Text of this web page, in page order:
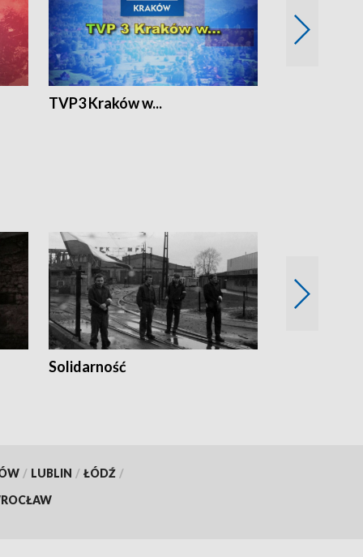
TVP3 Kraków w...
Solidarność
/ LUBLIN / ŁÓDŹ /